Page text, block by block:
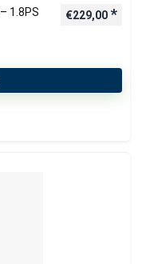
1.8PS €229,00